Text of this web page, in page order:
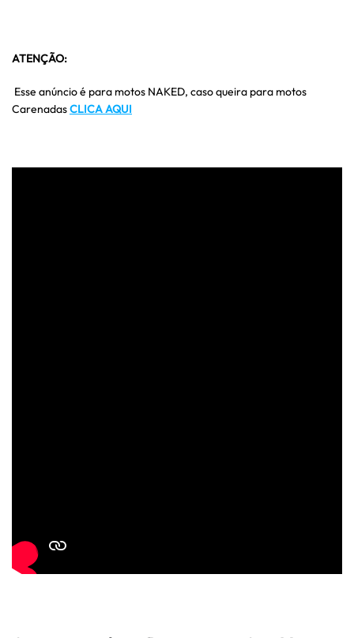
ATENÇÃO:
Esse anúncio é para motos NAKED, caso queira para motos
CarenadasCLICA AQUI